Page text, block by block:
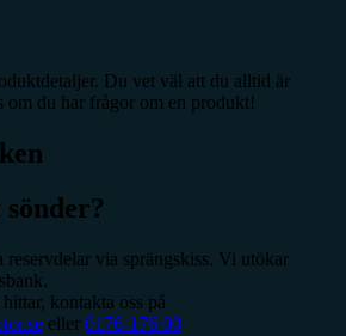
Du vet väl att du alltid är
om du har frågor om en produkt!
via sprängskiss. Vi utökar
kontakta oss på
eller 0176-176 00